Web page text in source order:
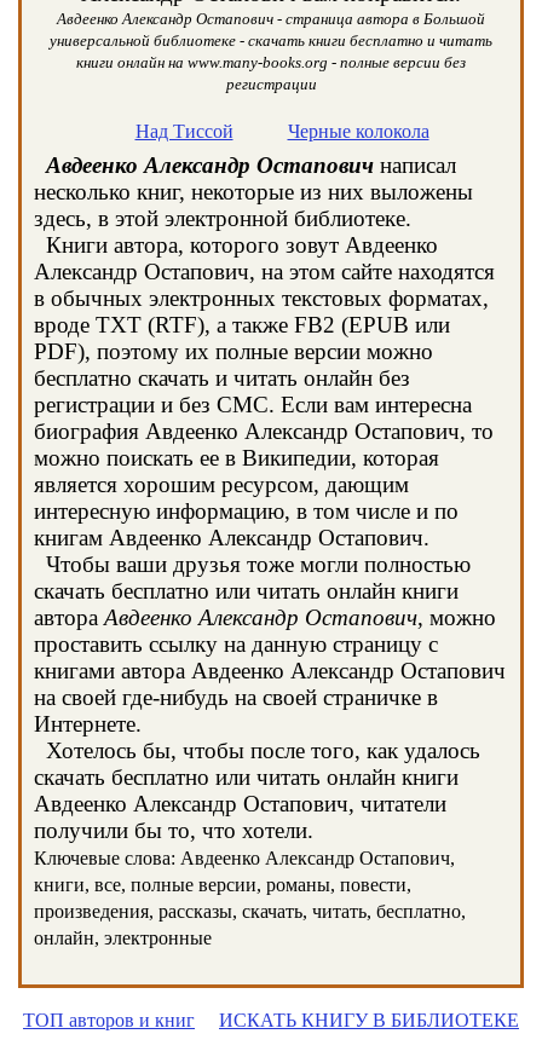
Авдеенко Александр Остапович - страница автора в Большой
универсальной библиотеке - скачать книги бесплатно и читать
книги онлайн на www.many-books.org - полные версии без
регистрации
Над Тиссой Черные колокола
Авдеенко Александр Остапович написал
несколько книг, некоторые из них выложены
здесь, в этой электронной библиотеке.
Книги автора, которого зовут Авдеенко
Александр Остапович, на этом сайте находятся
в обычных электронных текстовых форматах,
вроде TXT (RTF), а также FB2 (EPUB или
PDF), поэтому их полные версии можно
бесплатно скачать и читать онлайн без
регистрации и без СМС. Если вам интересна
биография Авдеенко Александр Остапович, то
можно поискать ее в Википедии, которая
является хорошим ресурсом, дающим
интересную информацию, в том числе и по
книгам Авдеенко Александр Остапович.
Чтобы ваши друзья тоже могли полностью
скачать бесплатно или читать онлайн книги
автора Авдеенко Александр Остапович, можно
проставить ссылку на данную страницу с
книгами автора Авдеенко Александр Остапович
на своей где-нибудь на своей страничке в
Интернете.
Хотелось бы, чтобы после того, как удалось
скачать бесплатно или читать онлайн книги
Авдеенко Александр Остапович, читатели
получили бы то, что хотели.
Ключевые слова: Авдеенко Александр Остапович,
книги, все, полные версии, романы, повести,
произведения, рассказы, скачать, читать, бесплатно,
онлайн, электронные
ТОП авторов и книг ИСКАТЬ КНИГУ В БИБЛИОТЕКЕ